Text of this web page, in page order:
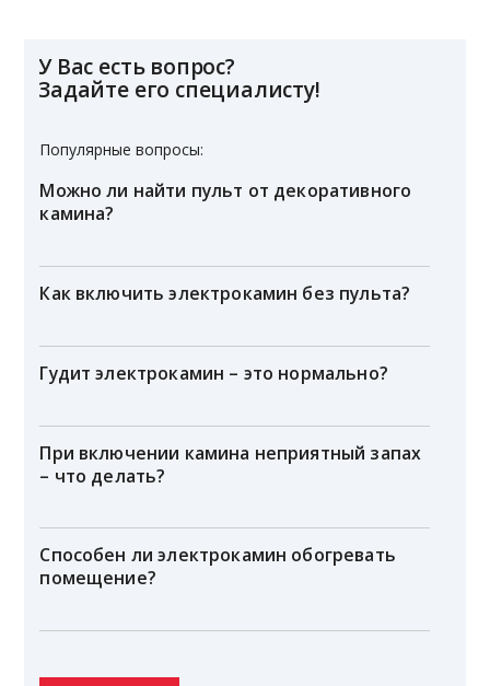
У Вас есть вопрос?
Задайте его специалисту!
Популярные вопросы:
Можно ли найти пульт от декоративного
камина?
Как включить электрокамин без пульта?
Гудит электрокамин – это нормально?
При включении камина неприятный запах
– что делать?
Способен ли электрокамин обогревать
помещение?